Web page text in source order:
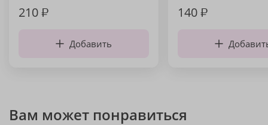
210₽
Добавить
140₽
Вам может понравиться